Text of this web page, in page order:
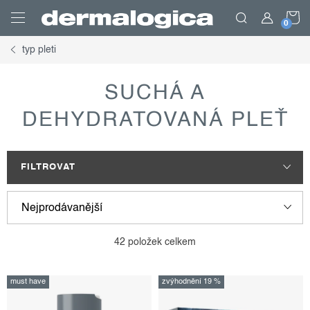
obsah
typ pleti
SUCHÁ A
DEHYDRATOVANÁ PLEŤ
FILTROVAT
v
p
i
ř
z
e
Nejprodávanější
Nejdražší
42 položek celkem
must have zvýhodnění 19 %